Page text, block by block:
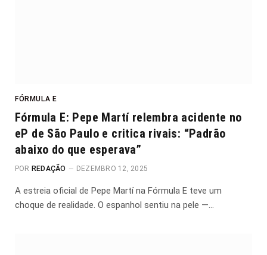
FÓRMULA E
Fórmula E: Pepe Martí relembra acidente no
eP de São Paulo e critica rivais: “Padrão
abaixo do que esperava”
POR REDAÇÃO DEZEMBRO 12, 2025
A estreia oficial de Pepe Martí na Fórmula E teve um
choque de realidade. O espanhol sentiu na pele —…